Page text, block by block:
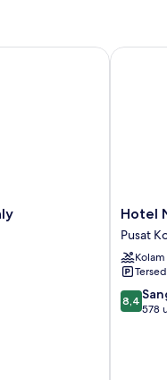
Hotel
Num
Pusat
Kota
Salou
Hotel
Pusat
8.4
dari
8,4
578
Hotel